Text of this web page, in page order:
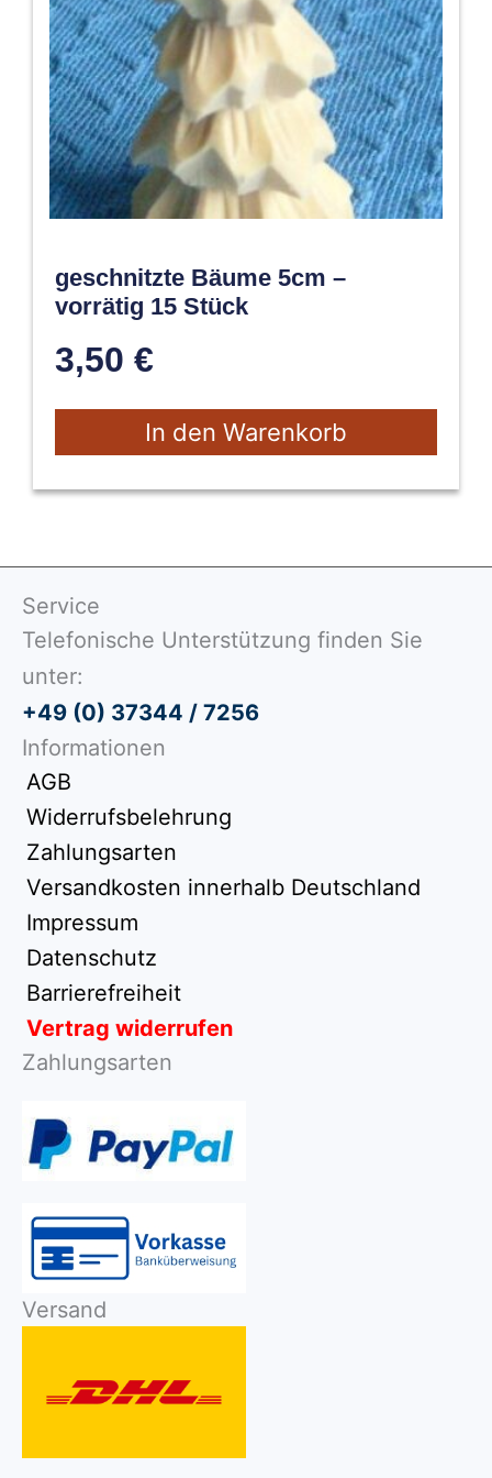
geschnitzte Bäume 5cm –
vorrätig 15 Stück
3,50 €
In den Warenkorb
Service
Telefonische Unterstützung finden Sie
unter:
+49 (0) 37344 / 7256
Informationen
AGB
Widerrufsbelehrung
Zahlungsarten
Versandkosten innerhalb Deutschland
Impressum
Datenschutz
Barrierefreiheit
Vertrag widerrufen
Zahlungsarten
Versand